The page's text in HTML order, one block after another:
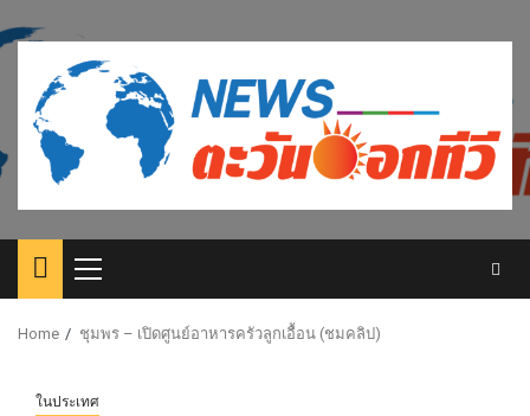
to
content
Primary
Menu
Home ชุมพร – เปิดศูนย์อาหารครัวลูกเอื้อน (ชมคลิป)
ในประเทศ